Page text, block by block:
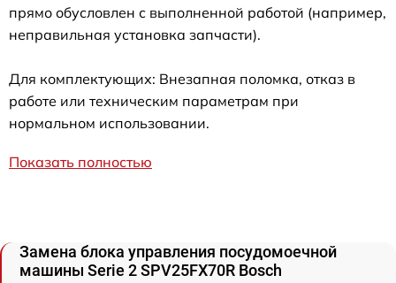
прямо обусловлен с выполненной работой (например,
неправильная установка запчасти).
Для комплектующих: Внезапная поломка, отказ в
работе или техническим параметрам при
нормальном использовании.
Показать полностью
Замена блока управления посудомоечной
машины Serie 2 SPV25FX70R Bosch